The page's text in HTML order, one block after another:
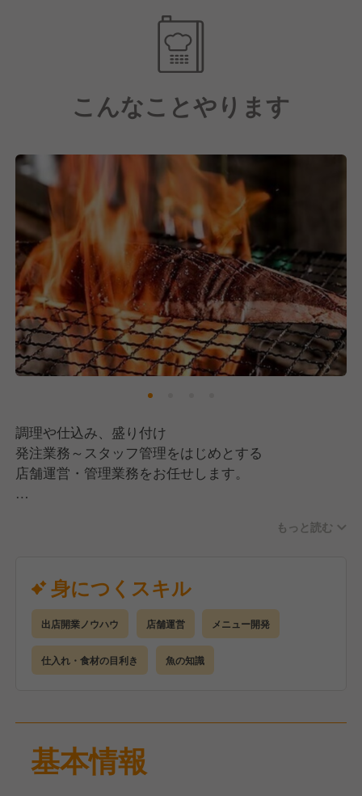
最大化させるための販売施策の考案など…。
業務内容が幅広く裁量が多い仕事なので、
飲食店を経営する上で必要なスキルが
当社で活躍の場を広げていけるのはもちろん、
飲食人として成長できる環境です◎
◇★ 店舗経営の楽しさ難しさを体感 ★◇
カフェ、イタリアン、懐石料理、居酒屋、
韓国料理などそれぞれが個性豊かで
様々なブランドを開発し、
現在では100ブランドを超えた当社。
当社のブランド開発の特徴は
本部だけで決めていないのが特徴です。
メニューだってそう。
食材、見栄え、価格帯…など、
お客様と日々接するスタッフの感覚も
大事にしてすべて決めています。
アルバイトの女子高生の意見を反映さえ
1年間で70店舗まで広がった
ブランドも実際に存在します。
アイデアこそ重要だから。
どうすれば実際に形になるか、
一緒に考え店舗経営の楽しさも
難しさも常に体感しながら
実体験として学べる環境が当社にはあります。
当社ではこれまで12人の社長が誕生しました。
コズミックホールディングスグループでの
店舗経験・マネジメント経験を糧に、
こんなことやります
調理や仕込み、盛り付け
発注業務～スタッフ管理をはじめとする
店舗運営・管理業務をお任せします。
●店舗の売上・原価管理
●販促施策のプランニング、実施
今後も当社では事業の拡大に併せ、社員の
更なる成長のステージを生みだしていきます！
もっと読む
身につくスキル
出店開業ノウハウ 店舗運営 メニュー開発
仕入れ・食材の目利き 魚の知識
基本情報